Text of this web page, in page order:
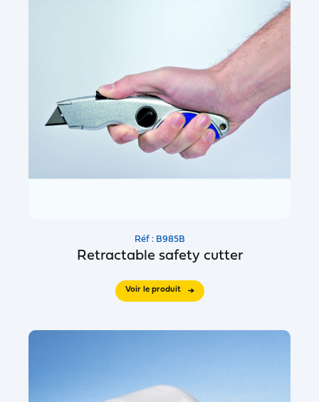
Réf : B985B
Retractable safety cutter
Voir le produit